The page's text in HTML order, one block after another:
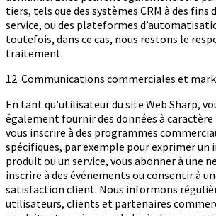
tiers, tels que des systèmes CRM à des fins
service, ou des plateformes
toutefois, dans ce cas, nous restons le
traitement.
12. Communications commerciales et
En tant qu’utilisateur du site Web Sharp,
également fournir des données à
vous inscrire à des programmes
spécifiques, par exemple pour exprimer un
produit ou un service, vous abonner à une
inscrire à des événements ou consentir à
satisfaction client. Nous informons
utilisateurs, clients et partenaires